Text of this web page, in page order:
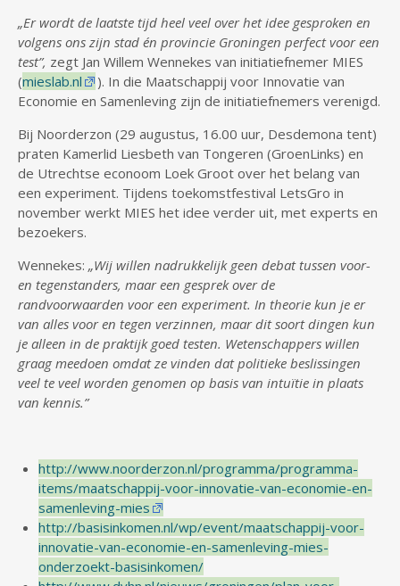
„Er wordt de laatste tijd heel veel over het idee gesproken en
volgens ons zijn stad én provincie Groningen perfect voor een
test”, zegt Jan Willem Wennekes van initiatiefnemer MIES
(mieslab.nl
). In die Maatschappij voor Innovatie van
Economie en Samenleving zijn de initiatiefnemers verenigd.
Bij Noorderzon (29 augustus, 16.00 uur, Desdemona tent)
praten Kamerlid Liesbeth van Tongeren (GroenLinks) en
de Utrechtse econoom Loek Groot over het belang van
een experiment. Tijdens toekomstfestival LetsGro in
november werkt MIES het idee verder uit, met experts en
bezoekers.
Wennekes: „Wij willen nadrukkelijk geen debat tussen voor-
en tegenstanders, maar een gesprek over de
randvoorwaarden voor een experiment. In theorie kun je er
van alles voor en tegen verzinnen, maar dit soort dingen kun
je alleen in de praktijk goed testen. Wetenschappers willen
graag meedoen omdat ze vinden dat politieke beslissingen
veel te veel worden genomen op basis van intuïtie in plaats
van kennis.”
http://www.noorderzon.nl/programma/programma-
items/maatschappij-voor-innovatie-van-economie-en-
samenleving-mies
http://basisinkomen.nl/wp/event/maatschappij-voor-
innovatie-van-economie-en-samenleving-mies-
onderzoekt-basisinkomen/